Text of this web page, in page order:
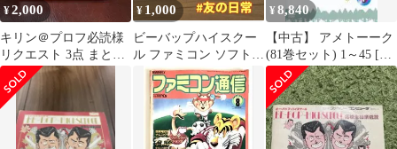
¥2,000
キリン＠プロフ必読様
リクエスト 3点 まとめ
商品
¥ 1,000
ビーバップハイスクー
ル ファミコン ソフト
箱付き 2-136
¥8,840
【中古】 アメトーーク
(81巻セット) 1～45 [レ
ンタル落ち] [DVD]